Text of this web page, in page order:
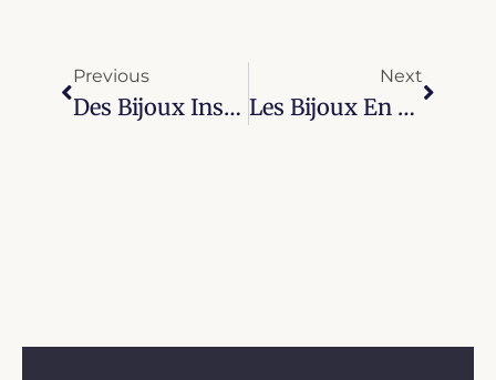
Previous
Des Bijoux Inspirés Par Le Voyage Pour Les Femmes Aventurières
Next
Les Bijoux En Verre: Élégance Et Originalité Pour Les Femmes Modernes